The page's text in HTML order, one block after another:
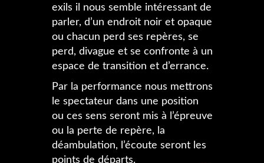
exils il nous semble intéressant de
parler, d’un endroit noir et opaque
ou chacun perd ses repères, se
perd, divague et se confronte à un
espace de transition et d’errance.
Par la performance nous mettrons
le spectateur dans une position
ou ces sens seront mis à l’épreuve
ou la perte de repère, la
déambulation, l’écoute seront les
points de départs.